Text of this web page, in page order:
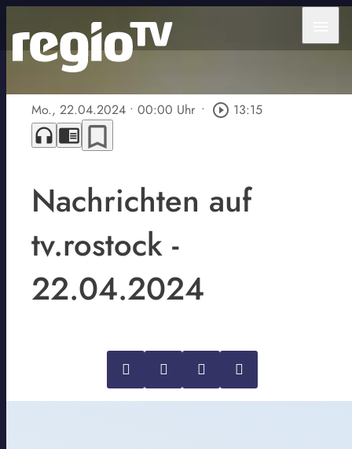
Mo., 22.04.2024 • 00:00 Uhr • play_circle_outline 13:15
headphones chrome_reader_mode bookmark_border
Nachrichten auf
tv.rostock -
22.04.2024